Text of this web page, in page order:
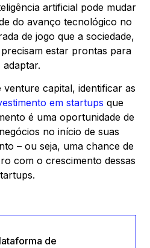
artificial pode mudar
do avanço tecnológico no
de jogo que a sociedade,
estar prontas para
adaptar.
venture capital, identificar as
em startups que
é uma oportunidade de
no início de suas
– ou seja, uma chance de
com o crescimento dessas
de